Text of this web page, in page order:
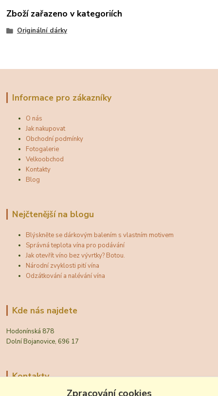
Zboží zařazeno v kategoriích
Originální dárky
Informace pro zákazníky
O nás
Jak nakupovat
Obchodní podmínky
Fotogalerie
Velkoobchod
Kontakty
Blog
Nejčtenější na blogu
Blýskněte se dárkovým balením s vlastním motivem
Správná teplota vína pro podávání
Jak otevřít víno bez vývrtky? Botou.
Národní zvyklosti pití vína
Odzátkování a nalévání vína
Kde nás najdete
Hodonínská 878
Dolní Bojanovice, 696 17
Kontakty
Zpracování cookies